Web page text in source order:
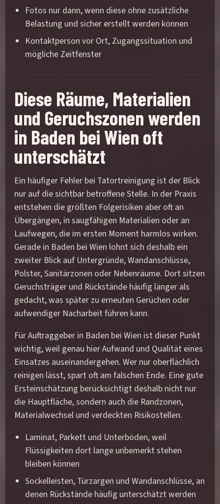
Fotos nur dann, wenn diese ohne zusätzliche
Belastung und sicher erstellt werden können
Kontaktperson vor Ort, Zugangssituation und
mögliche Zeitfenster
Diese Räume, Materialien
und Geruchszonen werden
in Baden bei Wien oft
unterschätzt
Ein häufiger Fehler bei Tatortreinigung ist der Blick
nur auf die sichtbar betroffene Stelle. In der Praxis
entstehen die größten Folgerisiken aber oft an
Übergängen, in saugfähigen Materialien oder an
Laufwegen, die im ersten Moment harmlos wirken.
Gerade in Baden bei Wien lohnt sich deshalb ein
zweiter Blick auf Untergründe, Wandanschlüsse,
Polster, Sanitärzonen oder Nebenräume. Dort sitzen
Geruchsträger und Rückstände häufig länger als
gedacht, was später zu erneuten Gerüchen oder
aufwendiger Nacharbeit führen kann.
Für Auftraggeber in Baden bei Wien ist dieser Punkt
wichtig, weil genau hier Aufwand und Qualität eines
Einsatzes auseinandergehen. Wer nur oberflächlich
reinigen lässt, spart oft am falschen Ende. Eine gute
Ersteinschätzung berücksichtigt deshalb nicht nur
die Hauptfläche, sondern auch die Randzonen,
Materialwechsel und verdeckten Risikostellen.
Laminat, Parkett und Unterböden, weil
Flüssigkeiten dort lange unbemerkt stehen
bleiben können
Sockelleisten, Türzargen und Wandanschlüsse, an
denen Rückstände häufig unterschätzt werden